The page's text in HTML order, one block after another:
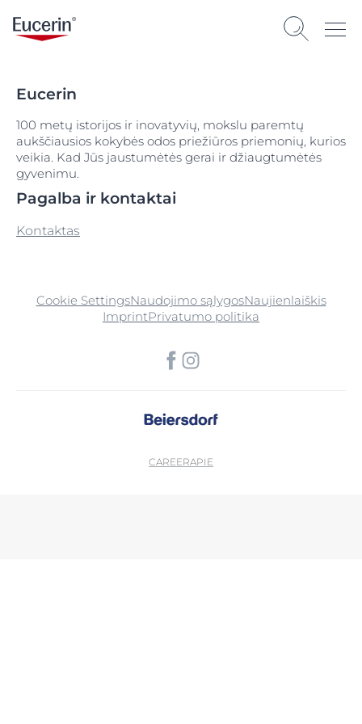
Eucerin
100 metų istorijos ir inovatyvių, mokslu paremtų
aukščiausios kokybės odos priežiūros priemonių, kurios
veikia. Kad Jūs jaustumėtės gerai ir džiaugtumėtės
gyvenimu.
Pagalba ir kontaktai
Kontaktas
Cookie SettingsNaudojimo sąlygosNaujienlaiškis
ImprintPrivatumo politika
CAREERAPIE